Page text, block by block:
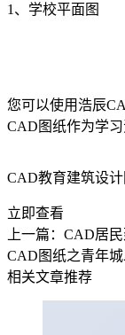
1、学校平面图
您可以使用浩辰
CAD图纸作为学习
CAD教育建筑设
立即查看
上一篇：CAD居
CAD图纸之青年
相关文章推荐